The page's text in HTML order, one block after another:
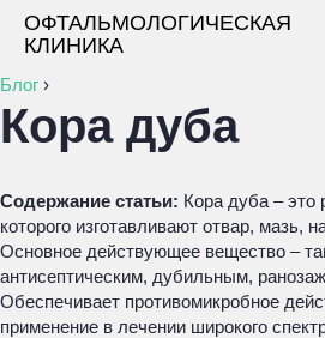
ОФТАЛЬМОЛОГИЧЕСКАЯ
КЛИНИКА
Блог ›
Кора дуба
Содержание статьи: Кора дуба – это
которого изготавливают отвар, мазь,
Основное действующее вещество –
антисептическим, дубильным,
Обеспечивает противомикробное
применение в лечении широкого